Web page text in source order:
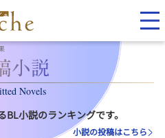
Novels
BL小説のランキングです。
小説の投稿はこちら